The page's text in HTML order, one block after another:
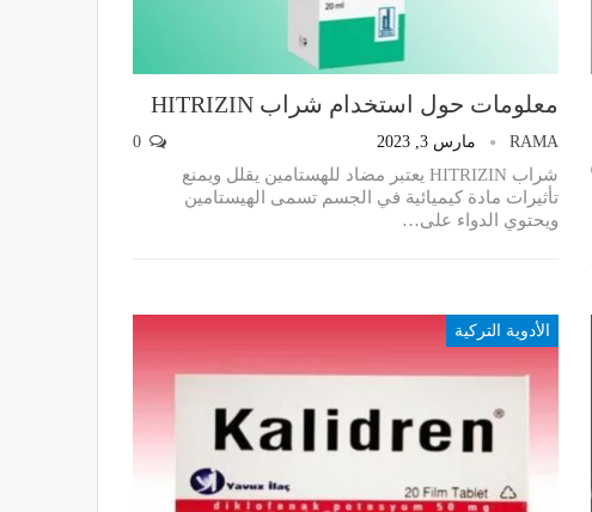
معلومات حول استخدام شراب HITRIZIN
RAMA مارس 3, 2023
شراب HITRIZIN يعتبر مضاد للهستامين يقلل ويمنع
تأثيرات مادة كيميائية في الجسم تسمى الهيستامين
ويحتوي الدواء على…
الأدوية التركية